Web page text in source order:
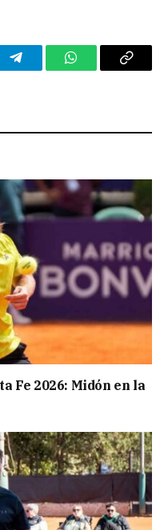
TelegramWhatsAppCopy
Fe 2026: Midón en la